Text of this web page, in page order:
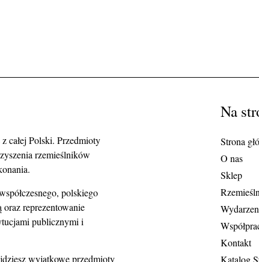
całej Polski. Przedmioty
rzemieślników
polskiego
reprezentowanie
publicznymi i
wyjątkowe przedmioty
Na
Strona
O nas
Sklep
Kontakt